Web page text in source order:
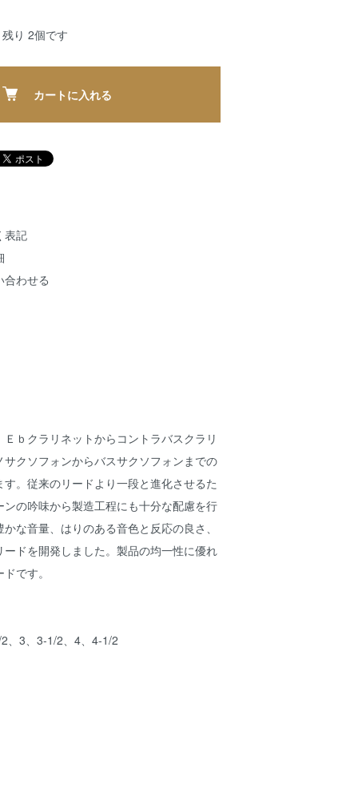
り 2個です
カートに入れる
表記
合わせる
ｂクラリネットからコントラバスクラリ
サクソフォンからバスサクソフォンまでの
す。従来のリードより一段と進化させるた
の吟味から製造工程にも十分な配慮を行
な音量、はりのある音色と反応の良さ、
ードを開発しました。製品の均一性に優れ
です。
、3、3-1/2、4、4-1/2